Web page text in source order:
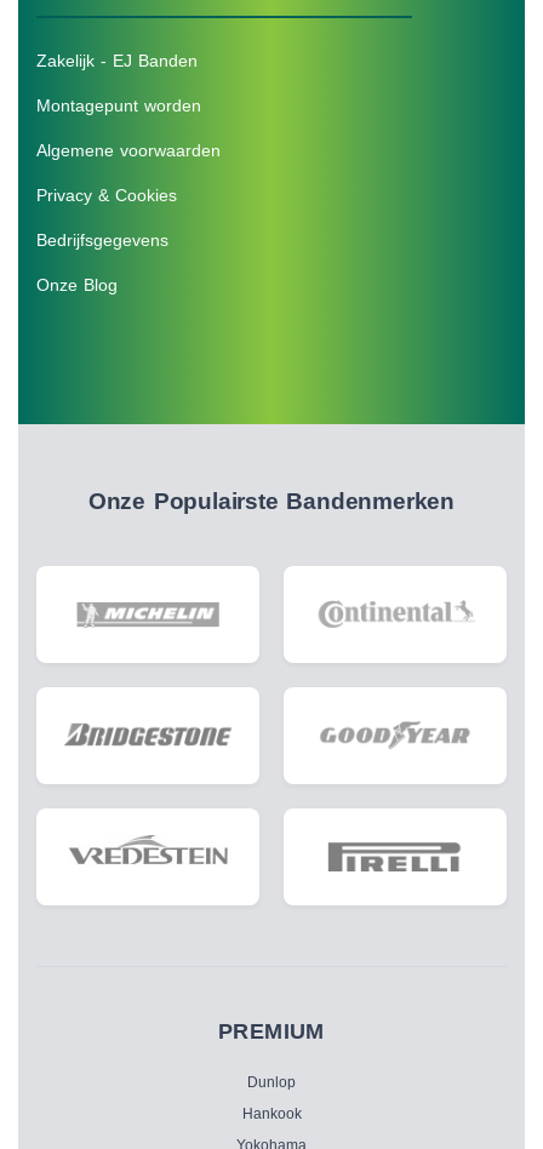
Zakelijk - EJ Banden
Montagepunt worden
Algemene voorwaarden
Privacy & Cookies
Bedrijfsgegevens
Onze Blog
Onze Populairste Bandenmerken
PREMIUM
Dunlop
Hankook
Yokohama